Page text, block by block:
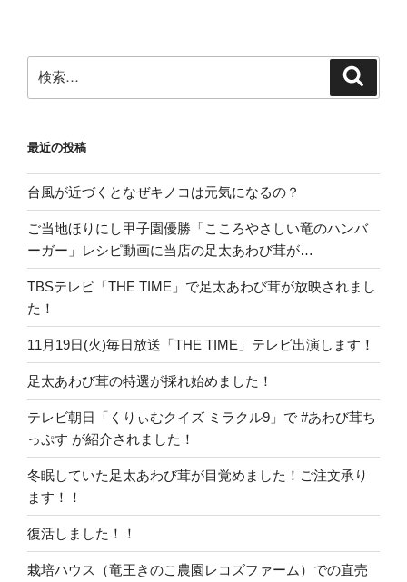
索:
最近の投稿
台風が近づくとなぜキノコは元気になるの？
ご当地ほりにし甲子園優勝「こころやさしい竜のハンバ
ーガー」レシピ動画に当店の足太あわび茸が…
TBSテレビ「THE TIME」で足太あわび茸が放映されまし
た！
11月19日(火)毎日放送「THE TIME」テレビ出演します！
足太あわび茸の特選が採れ始めました！
テレビ朝日「くりぃむクイズ ミラクル9」で #あわび茸ち
っぷす が紹介されました！
冬眠していた足太あわび茸が目覚めました！ご注文承り
ます！！
復活しました！！
栽培ハウス（竜王きのこ農園レコズファーム）での直売